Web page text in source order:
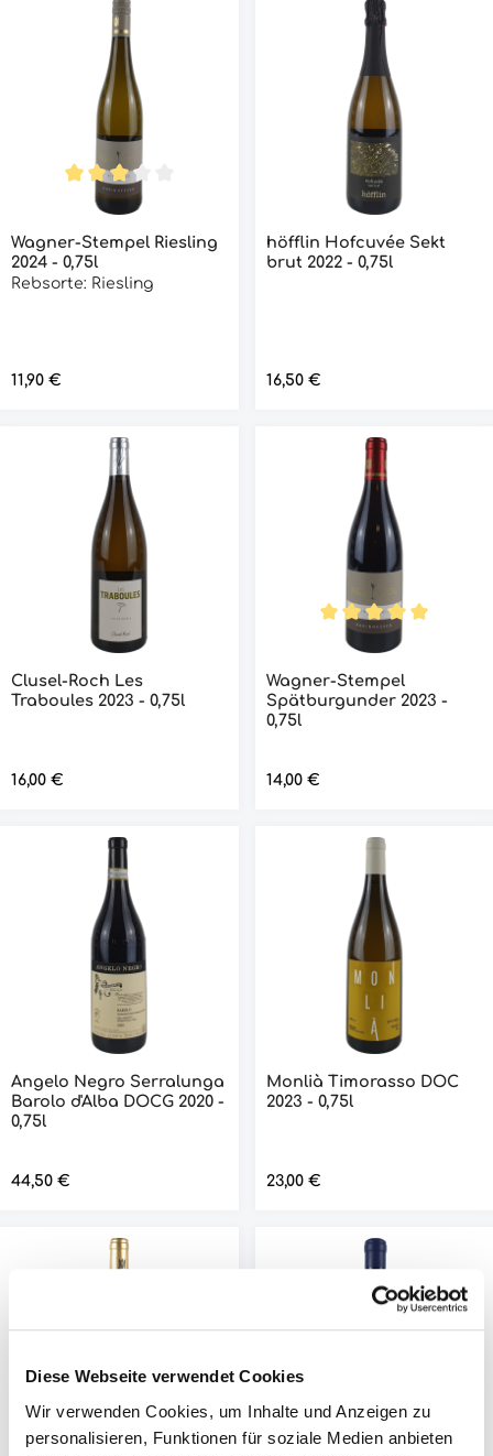
Diese Webseite verwendet Cookies
Wir verwenden Cookies, um Inhalte und Anzeigen zu
personalisieren, Funktionen für soziale Medien anbieten
Durchschnittliche Bewertung von 3 von 5 Sternen
Wagner-Stempel Riesling
2024 - 0,75l
Rebsorte: Riesling
Regulärer Preis:
11,90 €
höfflin Hofcuvée Sekt
brut 2022 - 0,75l
Regulärer Preis:
16,50 €
Clusel-Roch Les
Traboules 2023 - 0,75l
Regulärer Preis:
16,00 €
Durchschnittliche
Wagner-Stempel
Spätburgunder 2023 -
0,75l
Regulärer Preis:
14,00 €
Angelo Negro Serralunga
Barolo d'Alba DOCG 2020 -
0,75l
Regulärer Preis:
44,50 €
Monlià Timorasso DOC
2023 - 0,75l
Regulärer Preis:
23,00 €